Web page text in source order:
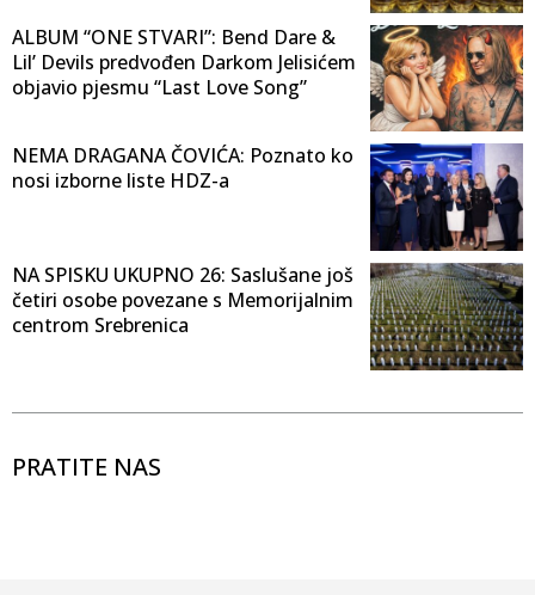
ALBUM “ONE STVARI”: Bend Dare &
Lil’ Devils predvođen Darkom Jelisićem
objavio pjesmu “Last Love Song”
NEMA DRAGANA ČOVIĆA: Poznato ko
nosi izborne liste HDZ-a
NA SPISKU UKUPNO 26: Saslušane još
četiri osobe povezane s Memorijalnim
centrom Srebrenica
PRATITE NAS